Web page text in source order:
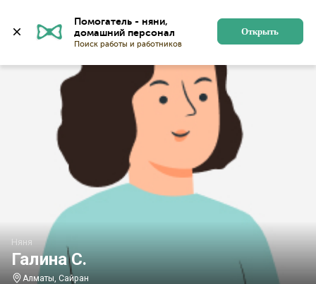
Помогатель - няни,
Поиск работы и работников
Открыть
Галина С.
Няня
Алматы, Сайран